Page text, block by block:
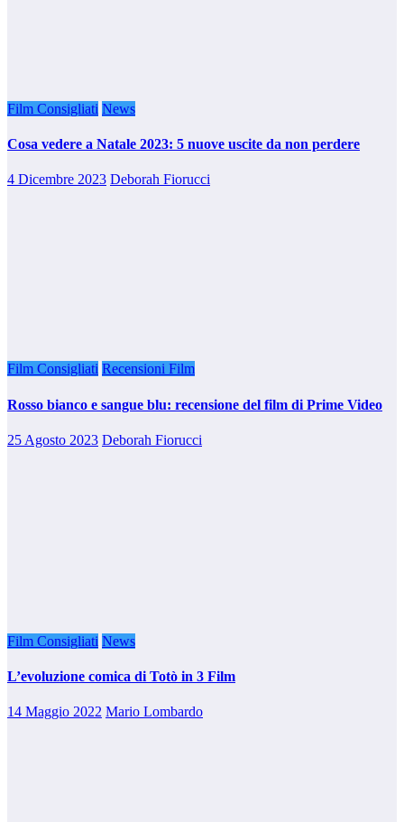
Film Consigliati News
Cosa vedere a Natale 2023: 5 nuove uscite da non perdere
4 Dicembre 2023 Deborah Fiorucci
Film Consigliati Recensioni Film
Rosso bianco e sangue blu: recensione del film di Prime Video
25 Agosto 2023 Deborah Fiorucci
Film Consigliati News
L’evoluzione comica di Totò in 3 Film
14 Maggio 2022 Mario Lombardo